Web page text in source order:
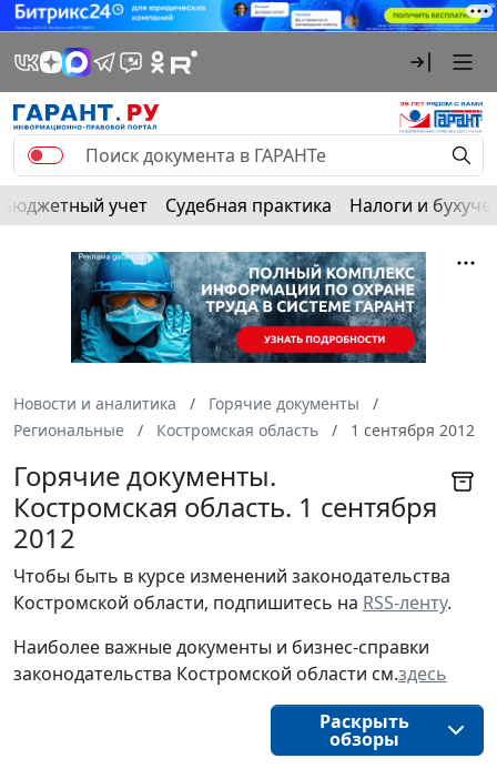
Бюджетный учет Судебная практика Налоги и
Новости и аналитика
Горячие документы
Региональные
Костромская область 1 сентября 2012
Горячие документы.
Костромская область. 1 сентября
2012
Чтобы быть в курсе изменений законодательства
Костромской области, подпишитесь на RSS-ленту.
Наиболее важные документы и бизнес-справки
законодательства Костромской области см.здесь
Раскрыть
обзоры